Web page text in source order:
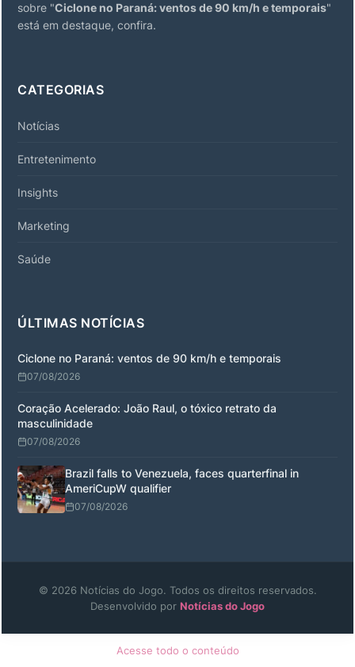
sobre "Ciclone no Paraná: ventos de 90 km/h e temporais"
está em destaque, confira.
CATEGORIAS
Notícias
Entretenimento
Insights
Marketing
Saúde
ÚLTIMAS NOTÍCIAS
Ciclone no Paraná: ventos de 90 km/h e temporais
07/08/2026
Coração Acelerado: João Raul, o tóxico retrato da
masculinidade
07/08/2026
Brazil falls to Venezuela, faces quarterfinal in
AmeriCupW qualifier
07/08/2026
© 2026 Notícias do Jogo. Todos os direitos reservados.
Desenvolvido por Notícias do Jogo
Acesse todo o conteúdo